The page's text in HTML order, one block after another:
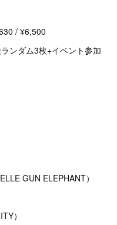
/ ¥6,500
ンダム3枚+イベント参加
GUN ELEPHANT）
）